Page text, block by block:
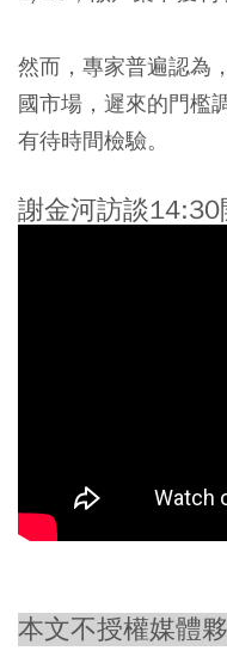
然而，專家普遍認為
國市場，遲來的門檻
有待時間檢驗。
謝金河訪談14:30
本文不授權媒體